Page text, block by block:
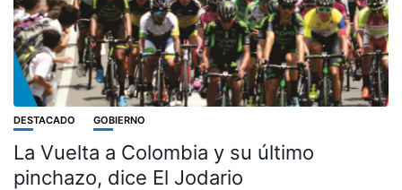
DESTACADO GOBIERNO
La Vuelta a Colombia y su último
pinchazo, dice El Jodario